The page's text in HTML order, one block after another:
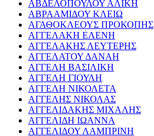
ΑΒΔΕΛΟΠΟΥΛΟΥ ΑΛΙΚΗ
ΑΒΡΑΑΜΙΔΟΥ ΚΛΕΙΩ
ΑΓΑΘΟΚΛΕΟΥΣ ΠΡΟΚΟΠΗΣ
ΑΓΓΕΛΑΚΗ ΕΛΕΝΗ
ΑΓΓΕΛΑΚΗΣ ΛΕΥΤΕΡΗΣ
ΑΓΓΕΛΑΤΟΥ ΔΑΝΑΗ
ΑΓΓΕΛΗ ΒΑΣΙΛΙΚΗ
ΑΓΓΕΛΗ ΓΙΟΥΛΗ
ΑΓΓΕΛΗ ΝΙΚΟΛΕΤΑ
ΑΓΓΕΛΗΣ ΝΙΚΟΛΑΣ
ΑΓΓΕΛΙΔΑΚΗΣ ΜΙΧΑΛΗΣ
ΑΓΓΕΛΙΔΗ ΙΩΑΝΝΑ
ΑΓΓΕΛΙΔΟΥ ΛΑΜΠΡΙΝΗ